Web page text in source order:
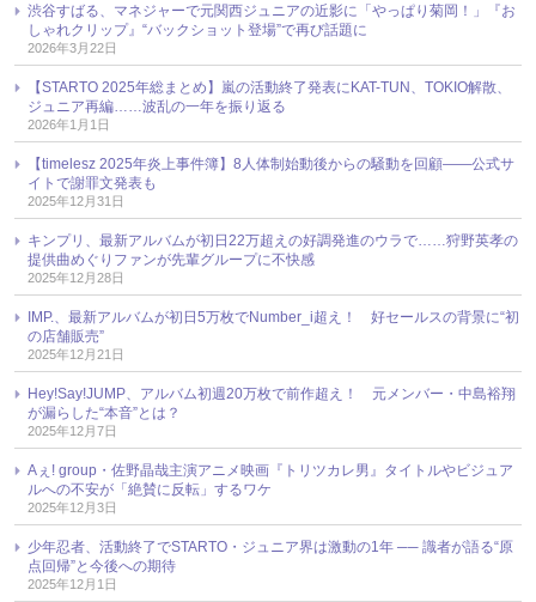
渋谷すばる、マネジャーで元関西ジュニアの近影に「やっぱり菊岡！」『お
しゃれクリップ』“バックショット登場”で再び話題に
2026年3月22日
【STARTO 2025年総まとめ】嵐の活動終了発表にKAT-TUN、TOKIO解散、
ジュニア再編……波乱の一年を振り返る
2026年1月1日
【timelesz 2025年炎上事件簿】8人体制始動後からの騒動を回顧――公式サ
イトで謝罪文発表も
2025年12月31日
キンプリ、最新アルバムが初日22万超えの好調発進のウラで……狩野英孝の
提供曲めぐりファンが先輩グループに不快感
2025年12月28日
IMP.、最新アルバムが初日5万枚でNumber_i超え！ 好セールスの背景に“初
の店舗販売”
2025年12月21日
Hey!Say!JUMP、アルバム初週20万枚で前作超え！ 元メンバー・中島裕翔
が漏らした“本音”とは？
2025年12月7日
Aぇ! group・佐野晶哉主演アニメ映画『トリツカレ男』タイトルやビジュア
ルへの不安が「絶賛に反転」するワケ
2025年12月3日
少年忍者、活動終了でSTARTO・ジュニア界は激動の1年 ── 識者が語る“原
点回帰”と今後への期待
2025年12月1日